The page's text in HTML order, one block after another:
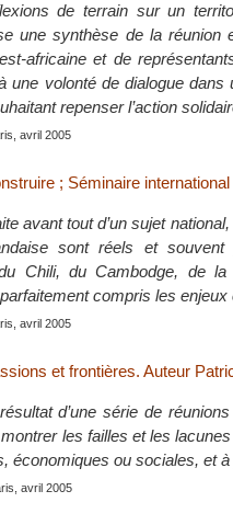
de terrain sur un
une synthèse de la réunion
africaine et de
une volonté de dialogue
repenser l’action
avril 2005
; Séminaire
avant tout d’un sujet
sont réels et
Chili, du Cambodge, de
compris les
avril 2005
et frontières. Auteur
d’une série de
les failles et les
économiques ou sociales, et
avril 2005